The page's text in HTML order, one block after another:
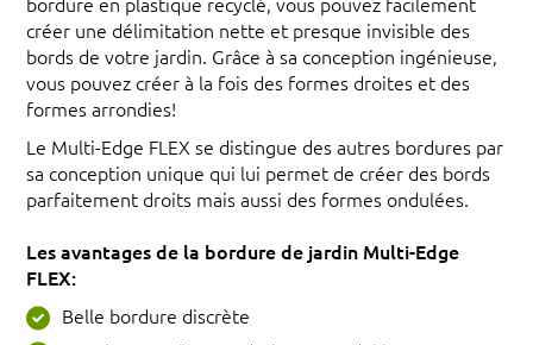
créer une délimitation nette et presque invisible des
bords de votre jardin. Grâce à sa conception ingénieuse,
vous pouvez créer à la fois des formes droites et des
formes arrondies!
Le Multi-Edge FLEX se distingue des autres bordures par
sa conception unique qui lui permet de créer des bords
parfaitement droits mais aussi des formes ondulées.
Les avantages de la bordure de jardin Multi-Edge
FLEX:
Belle bordure discrète